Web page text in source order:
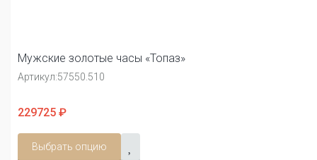
Мужские золотые часы «Топаз»
Артикул:57550.510
229725 ₽
Выбрать опцию